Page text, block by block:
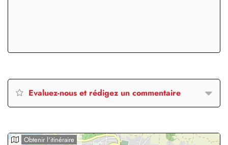
Evaluez-nous et rédigez un commentaire
Obtenir l'itinéraire